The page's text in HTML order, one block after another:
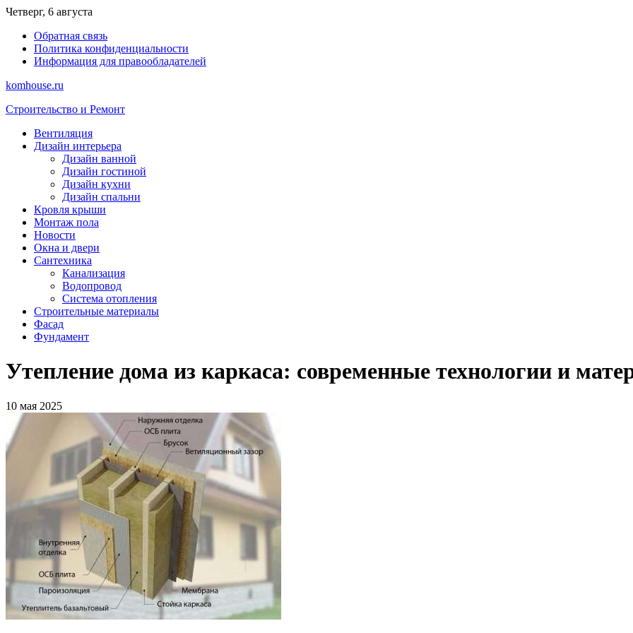
Перейти
содержимому
Четверг, 6 августа
Обратная связь
Политика конфиденциальности
Информация для правообладателей
komhouse.ru
Строительство и Ремонт
Вентиляция
Дизайн интерьера
Дизайн ванной
Дизайн гостиной
Дизайн кухни
Дизайн спальни
Кровля крыши
Монтаж пола
Новости
Окна и двери
Сантехника
Канализация
Водопровод
Система отопления
Строительные материалы
Фасад
Фундамент
Утепление дома из каркаса: современные технологии и
10 мая 2025